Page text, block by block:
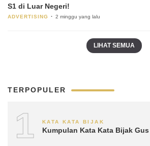
S1 di Luar Negeri!
ADVERTISING 2 minggu yang lalu
LIHAT SEMUA
TERPOPULER
1 KATA KATA BIJAK
Kumpulan Kata Kata Bijak